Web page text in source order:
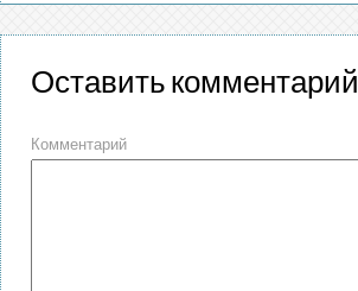
Оставить комментарий
Комментарий